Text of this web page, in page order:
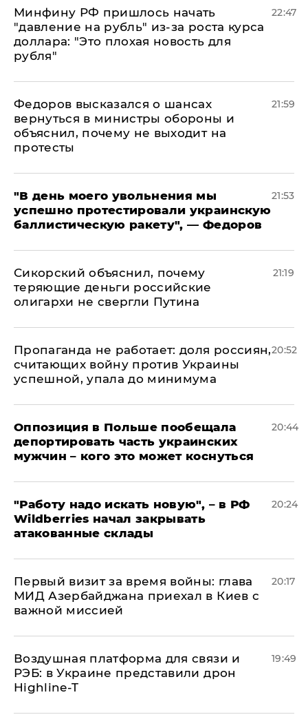
Минфину РФ пришлось начать
"давление на рубль" из-за роста курса
доллара: "Это плохая новость для
рубля"
22:47
Федоров высказался о шансах
вернуться в министры обороны и
объяснил, почему не выходит на
протесты
21:59
​"В день моего увольнения мы
успешно протестировали украинскую
баллистическую ракету", — Федоров
21:53
Сикорский объяснил, почему
теряющие деньги российские
олигархи не свергли Путина
21:19
​Пропаганда не работает: доля россиян,
считающих войну против Украины
успешной, упала до минимума
20:52
Оппозиция в Польше пообещала
депортировать часть украинских
мужчин – кого это может коснуться
20:44
"Работу надо искать новую", – в РФ
Wildberries начал закрывать
атакованные склады
20:24
Первый визит за время войны: глава
МИД Азербайджана приехал в Киев с
важной миссией
20:17
Воздушная платформа для связи и
РЭБ: в Украине представили дрон
Highline-T
19:49